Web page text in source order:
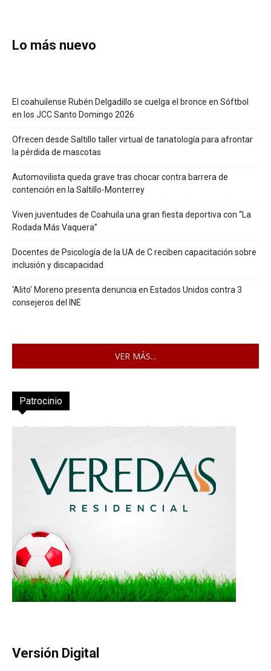
Lo más nuevo
El coahuilense Rubén Delgadillo se cuelga el bronce en Sóftbol
en los JCC Santo Domingo 2026
Ofrecen desde Saltillo taller virtual de tanatología para afrontar
la pérdida de mascotas
Automovilista queda grave tras chocar contra barrera de
contención en la Saltillo-Monterrey
Viven juventudes de Coahuila una gran fiesta deportiva con “La
Rodada Más Vaquera”
Docentes de Psicología de la UA de C reciben capacitación sobre
inclusión y discapacidad
‘Alito’ Moreno presenta denuncia en Estados Unidos contra 3
consejeros del INE
VER MÁS...
Patrocinio
Versión Digital